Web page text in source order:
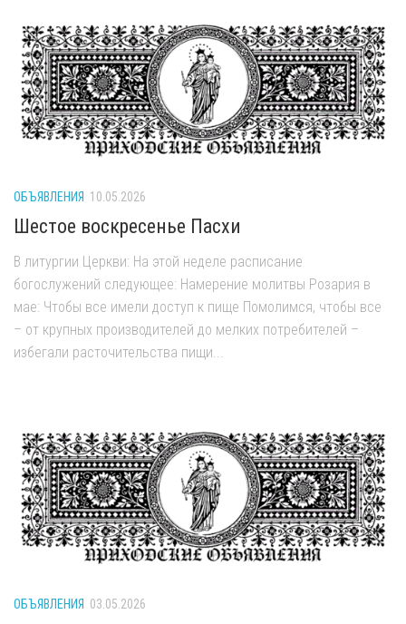
ОБЪЯВЛЕНИЯ 10.05.2026
Шестое воскресенье Пасхи
В литургии Церкви: На этой неделе расписание
богослужений следующее: Намерение молитвы Розария в
мае: Чтобы все имели доступ к пище Помолимся, чтобы все
– от крупных производителей до мелких потребителей –
избегали расточительства пищи...
ОБЪЯВЛЕНИЯ 03.05.2026